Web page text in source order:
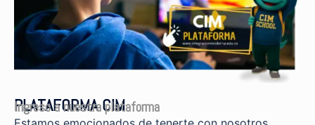
PLATAFORMA CIM
Ingreso a nuestra plataforma